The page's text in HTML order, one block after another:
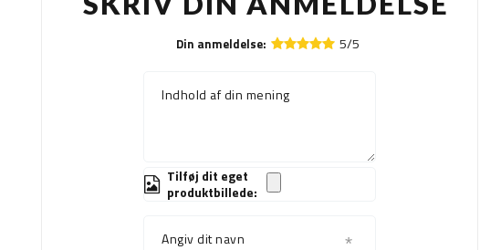
Din anmeldelse: 5/5
Indhold af din mening
Tilføj dit eget
produktbillede:
Angiv dit navn